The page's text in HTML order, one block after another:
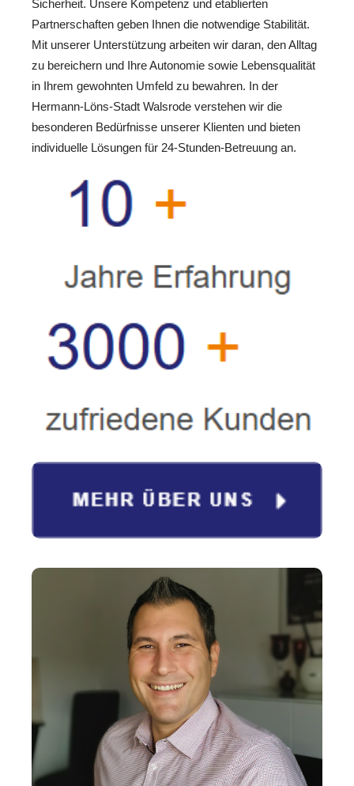
Sicherheit. Unsere Kompetenz und etablierten
Partnerschaften geben Ihnen die notwendige Stabilität.
Mit unserer Unterstützung arbeiten wir daran, den Alltag
zu bereichern und Ihre Autonomie sowie Lebensqualität
in Ihrem gewohnten Umfeld zu bewahren. In der
Hermann-Löns-Stadt Walsrode verstehen wir die
besonderen Bedürfnisse unserer Klienten und bieten
individuelle Lösungen für 24-Stunden-Betreuung an.